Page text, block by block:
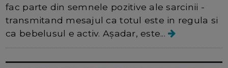
fac parte din semnele pozitive ale sarcinii -
transmitand mesajul ca totul este in regula si
ca bebelusul e activ. Așadar, este...